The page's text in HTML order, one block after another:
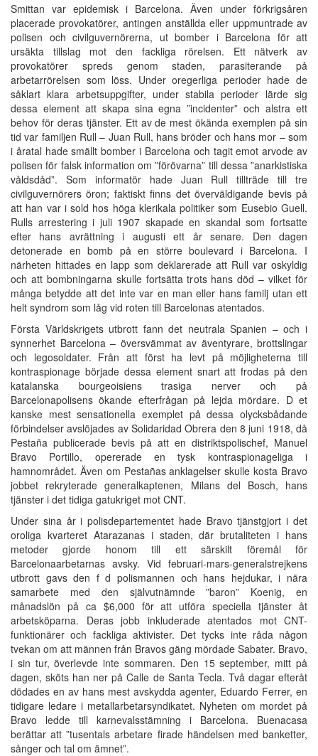
Smittan var epidemisk i Barcelona. Även under förkrigsåren
placerade provokatörer, antingen anställda eller uppmuntrade av
polisen och civilguvernörerna, ut bomber i Barcelona för att
ursäkta tillslag mot den fackliga rörelsen. Ett nätverk av
provokatörer spreds genom staden, parasiterande på
arbetarrörelsen som löss. Under oregerliga perioder hade de
såklart klara arbetsuppgifter, under stabila perioder lärde sig
dessa element att skapa sina egna ”incidenter” och alstra ett
behov för deras tjänster. Ett av de mest ökända exemplen på sin
tid var familjen Rull – Juan Rull, hans bröder och hans mor – som
i åratal hade smällt bomber i Barcelona och tagit emot arvode av
polisen för falsk information om ”förövarna” till dessa ”anarkistiska
våldsdåd”. Som informatör hade Juan Rull tillträde till tre
civilguvernörers öron; faktiskt finns det överväldigande bevis på
att han var i sold hos höga klerikala politiker som Eusebio Guell.
Rulls arrestering i juli 1907 skapade en skandal som fortsatte
efter hans avrättning i augusti ett år senare. Den dagen
detonerade en bomb på en större boulevard i Barcelona. I
närheten hittades en lapp som deklarerade att Rull var oskyldig
och att bombningarna skulle fortsätta trots hans död – vilket för
många betydde att det inte var en man eller hans familj utan ett
helt syndrom som låg vid roten till Barcelonas atentados.
Första Världskrigets utbrott fann det neutrala Spanien – och i
synnerhet Barcelona – översvämmat av äventyrare, brottslingar
och legosoldater. Från att först ha levt på möjligheterna till
kontraspionage började dessa element snart att frodas på den
katalanska bourgeoisiens trasiga nerver och på
Barcelonapolisens ökande efterfrågan på lejda mördare. D et
kanske mest sensationella exemplet på dessa olycksbådande
förbindelser avslöjades av Solidaridad Obrera den 8 juni 1918, då
Pestaña publicerade bevis på att en distriktspolischef, Manuel
Bravo Portillo, opererade en tysk kontraspionageliga i
hamnområdet. Även om Pestañas anklagelser skulle kosta Bravo
jobbet rekryterade generalkaptenen, Milans del Bosch, hans
tjänster i det tidiga gatukriget mot CNT.
Under sina år i polisdepartementet hade Bravo tjänstgjort i det
oroliga kvarteret Atarazanas i staden, där brutaliteten i hans
metoder gjorde honom till ett särskilt föremål för
Barcelonaarbetarnas avsky. Vid februari-mars-generalstrejkens
utbrott gavs den f d polismannen och hans hejdukar, i nära
samarbete med den självutnämnde ”baron” Koenig, en
månadslön på ca $6,000 för att utföra speciella tjänster åt
arbetsköparna. Deras jobb inkluderade atentados mot CNT-
funktionärer och fackliga aktivister. Det tycks inte råda någon
tvekan om att männen från Bravos gäng mördade Sabater. Bravo,
i sin tur, överlevde inte sommaren. Den 15 september, mitt på
dagen, sköts han ner på Calle de Santa Tecla. Två dagar efteråt
dödades en av hans mest avskydda agenter, Eduardo Ferrer, en
tidigare ledare i metallarbetarsyndikatet. Nyheten om mordet på
Bravo ledde till karnevalsstämning i Barcelona. Buenacasa
berättar att ”tusentals arbetare firade händelsen med banketter,
sånger och tal om ämnet”.